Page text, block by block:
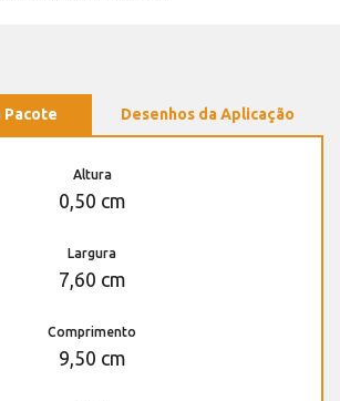
Pacote Desenhos da Aplicação
Altura
0,50 cm
Largura
7,60 cm
Comprimento
9,50 cm